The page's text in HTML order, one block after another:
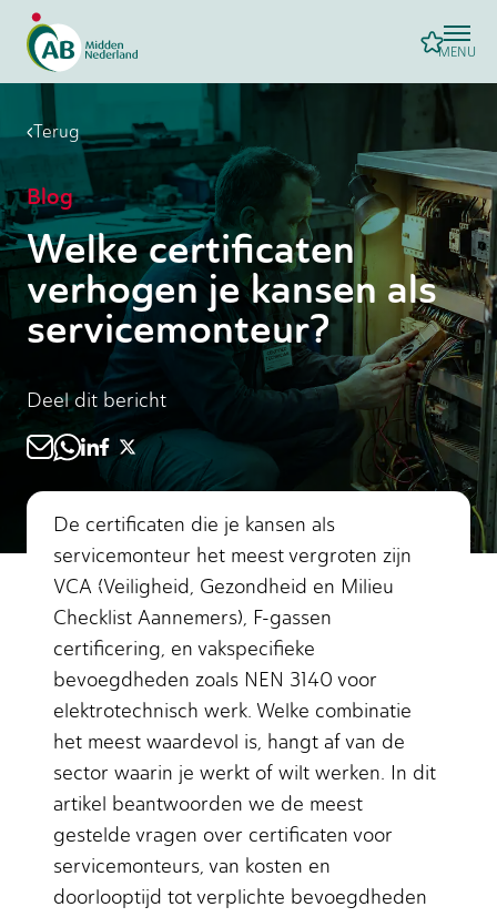
MENU
Terug
Blog
Welke certificaten
verhogen je kansen als
servicemonteur?
Deel dit bericht
De certificaten die je kansen als
servicemonteur het meest vergroten zijn
VCA (Veiligheid, Gezondheid en Milieu
Checklist Aannemers), F-gassen
certificering, en vakspecifieke
bevoegdheden zoals NEN 3140 voor
elektrotechnisch werk. Welke combinatie
het meest waardevol is, hangt af van de
sector waarin je werkt of wilt werken. In dit
artikel beantwoorden we de meest
gestelde vragen over certificaten voor
servicemonteurs, van kosten en
doorlooptijd tot verplichte bevoegdheden